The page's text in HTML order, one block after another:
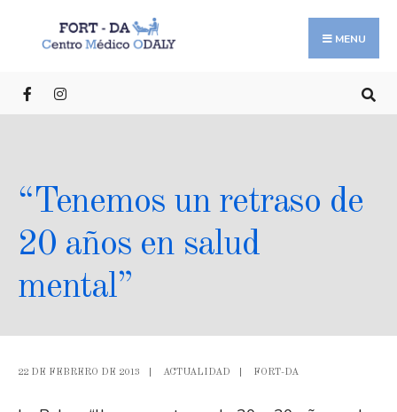
MENU
“Tenemos un retraso de
20 años en salud
mental”
22 DE FEBRERO DE 2013 ACTUALIDAD FORT-DA